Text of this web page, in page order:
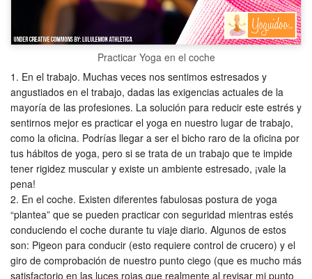
Practicar Yoga en el coche
En el trabajo. Muchas veces nos sentimos estresados y
angustiados en el trabajo, dadas las exigencias actuales de la
mayoría de las profesiones. La solución para reducir este estrés y
sentirnos mejor es practicar el yoga en nuestro lugar de trabajo,
como la oficina. Podrías llegar a ser el bicho raro de la oficina por
tus hábitos de yoga, pero si se trata de un trabajo que te impide
tener rigidez muscular y existe un ambiente estresado, ¡vale la
pena!
En el coche. Existen diferentes fabulosas postura de yoga
“plantea” que se pueden practicar con seguridad mientras estés
conduciendo el coche durante tu viaje diario. Algunos de estos
son: Pigeon para conducir (esto requiere control de crucero) y el
giro de comprobación de nuestro punto ciego (que es mucho más
satisfactorio en las luces rojas que realmente al revisar mi punto